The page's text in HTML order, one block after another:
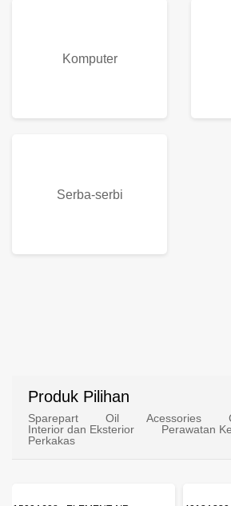
Komputer
Serba-serbi
Produk Pilihan
Sparepart Oil Acessories
Interior dan Eksterior
Perawatan
Perkakas